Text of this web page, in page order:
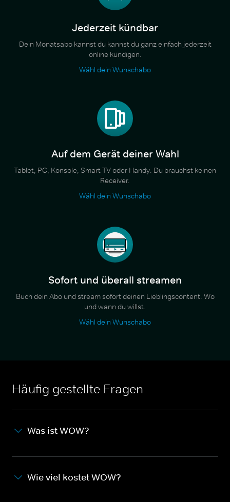
Jederzeit kündbar
Dein Monatsabo kannst du kannst du ganz einfach jederzeit
online kündigen.
Wähl dein Wunschabo
Auf dem Gerät deiner Wahl
Tablet, PC, Konsole, Smart TV oder Handy. Du brauchst keinen
Receiver.
Wähl dein Wunschabo
Sofort und überall streamen
Buch dein Abo und stream sofort deinen Lieblingscontent. Wo
und wann du willst.
Wähl dein Wunschabo
Häufig gestellte Fragen
Was ist WOW?
Wie viel kostet WOW?